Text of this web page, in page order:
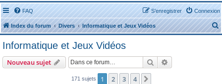
FAQ Connexion
S’enregistrer
Index du forum Divers Informatique et Jeux Vidéos
e
Informatique et Jeux Vidéos
Nouveau sujet Rechercher
171 sujets 1 2 3 4